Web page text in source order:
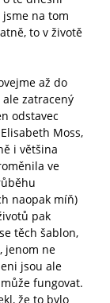
na tom
to v životě
až do
zatracený
odstavec
Moss,
i většina
ve
naopak míň)
pak
těch šablon,
jenom ne
jsou ale
fungovat.
že to bylo